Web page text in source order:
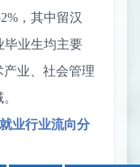
% ，其中留汉
毕业生均主要
业、社会管理
。
业行业流向分